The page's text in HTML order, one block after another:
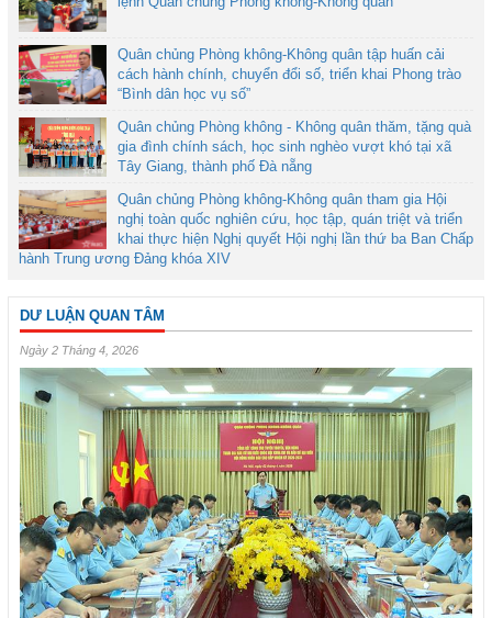
Quân chủng Phòng không-Không quân tập huấn cải
cách hành chính, chuyển đổi số, triển khai Phong trào
“Bình dân học vụ số”
Quân chủng Phòng không - Không quân thăm, tặng quà
gia đình chính sách, học sinh nghèo vượt khó tại xã
Tây Giang, thành phố Đà nẵng
Quân chủng Phòng không-Không quân tham gia Hội
nghị toàn quốc nghiên cứu, học tập, quán triệt và triển
khai thực hiện Nghị quyết Hội nghị lần thứ ba Ban Chấp
hành Trung ương Đảng khóa XIV
DƯ LUẬN QUAN TÂM
Ngày 2 Tháng 4, 2026